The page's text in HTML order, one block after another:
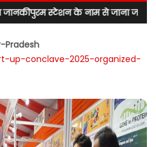
से जाना जाएगा! लखनऊ उत्तर के
Pradesh
up-conclave-2025-organized-